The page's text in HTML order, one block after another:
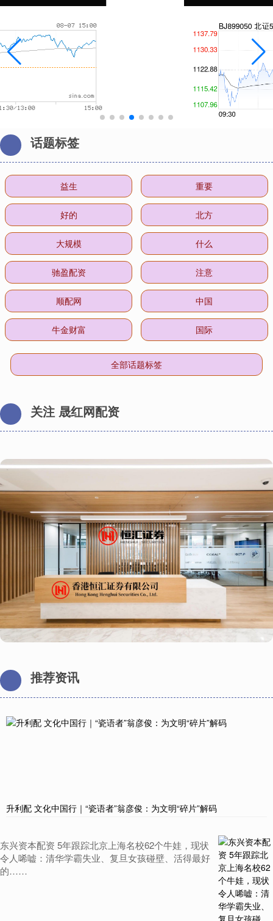
话题标签
益生 重要
好的 北方
大规模 什么
驰盈配资 注意
顺配网 中国
牛金财富 国际
全部话题标签
关注 晟红网配资
推荐资讯
升利配 文化中国行｜“瓷语者”翁彦俊：为文明“碎片”解码
东兴资本配资 5年跟踪北京上海名校62个牛娃，现状
令人唏嘘：清华学霸失业、复旦女孩碰壁、活得最好
的……